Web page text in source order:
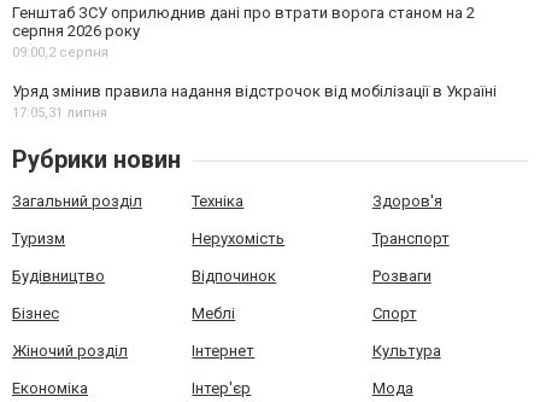
Генштаб ЗСУ оприлюднив дані про втрати ворога станом на 2
серпня 2026 року
09:00,2 серпня
Уряд змінив правила надання відстрочок від мобілізації в Україні
17:05,31 липня
Рубрики новин
Загальний розділ Техніка Здоров'я
Туризм Нерухомість Транспорт
Будівництво Відпочинок Розваги
Бізнес Меблі Спорт
Жіночий розділ Інтернет Культура
Економіка Інтер'єр Мода